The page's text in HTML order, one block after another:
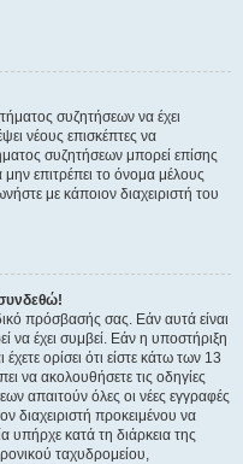
συζητήσεων να έχει
νέους επισκέπτες να
συζητήσεων μπορεί επίσης
μην επιτρέπει το όνομα μέλους
με κάποιον διαχειριστή του
πρόσβασής σας. Εάν αυτά είναι
έχει συμβεί. Εάν η υποστήριξη
ορίσει ότι είστε κάτω των 13
να ακολουθήσετε τις οδηγίες
απαιτούν όλες οι νέες εγγραφές
διαχειριστή προκειμένου να
υπήρχε κατά τη διάρκεια της
ταχυδρομείου,